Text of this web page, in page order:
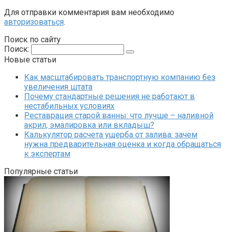
Для отправки комментария вам необходимо
авторизоваться.
Поиск по сайту
Поиск:
Новые статьи
Как масштабировать транспортную компанию без
увеличения штата
Почему стандартные решения не работают в
нестабильных условиях
Реставрация старой ванны: что лучше – наливной
акрил, эмалировка или вкладыш?
Калькулятор расчета ущерба от залива: зачем
нужна предварительная оценка и когда обращаться
к экспертам
Популярные статьи